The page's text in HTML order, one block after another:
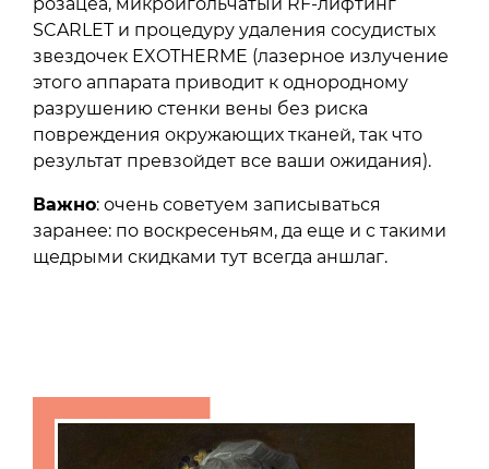
SCARLET и процедуру удаления сосудистых
звездочек EXOTHERME (лазерное излучение
этого аппарата приводит к однородному
разрушению стенки вены без риска
повреждения окружающих тканей, так что
результат превзойдет все ваши ожидания).
Важно: очень советуем записываться
заранее: по воскресеньям, да еще и с такими
щедрыми скидками тут всегда аншлаг.